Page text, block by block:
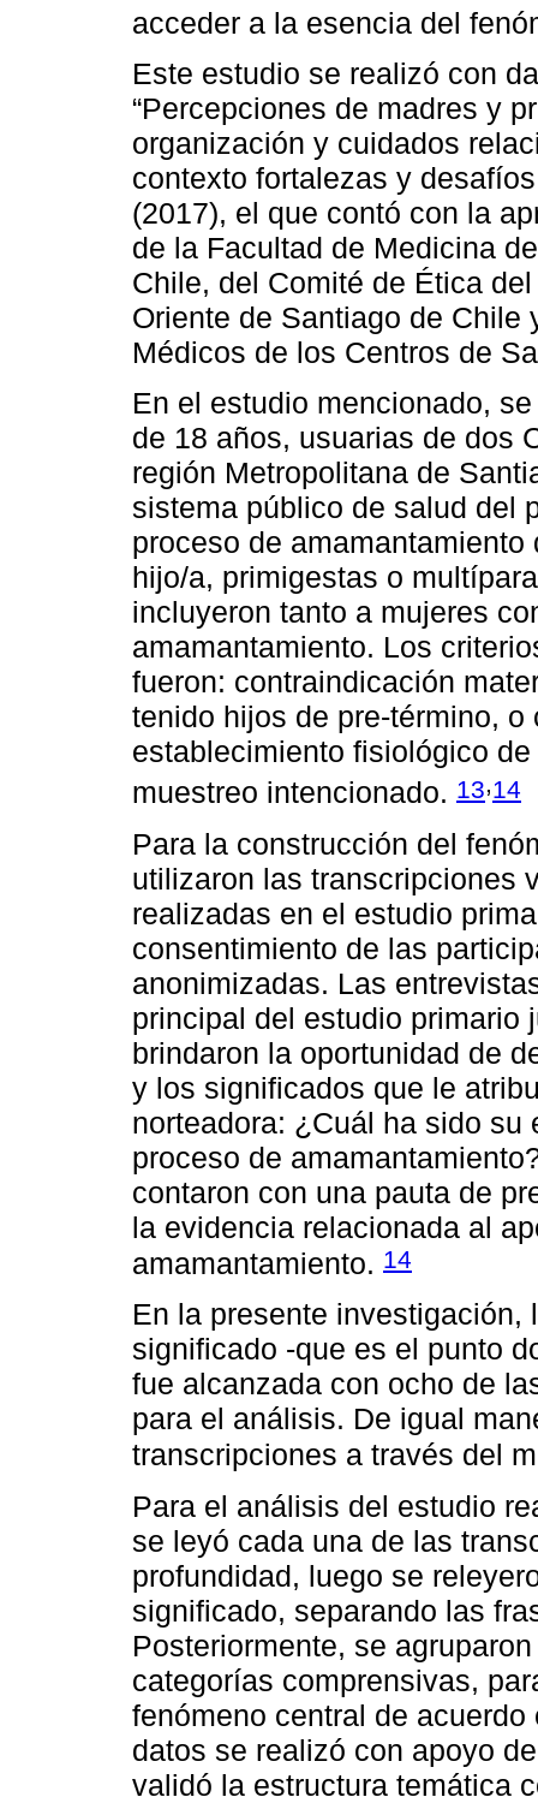
acceder a la esencia del
Este estudio se realizó con
“Percepciones de madres y
organización y cuidados
contexto fortalezas y
(2017), el que contó con la
de la Facultad de Medicina
Chile, del Comité de Ética
Oriente de Santiago de
Médicos de los Centros de
En el estudio mencionado,
de 18 años, usuarias de dos
región Metropolitana de
sistema público de salud del
proceso de
hijo/a, primigestas o
incluyeron tanto a mujeres
amamantamiento. Los
fueron: contraindicación
tenido hijos de pre-término,
establecimiento fisiológico
muestreo intencionado. 13,14
Para la construcción del
utilizaron las transcripciones
realizadas en el estudio
consentimiento de las
anonimizadas. Las
principal del estudio primario
brindaron la oportunidad de
y los significados que le
norteadora: ¿Cuál ha sido
proceso de
contaron con una pauta de
la evidencia relacionada al
amamantamiento. 14
En la presente
significado -que es el punto
fue alcanzada con ocho de
para el análisis. De igual
transcripciones a través del
Para el análisis del estudio
se leyó cada una de las
profundidad, luego se
significado, separando las
Posteriormente, se
categorías comprensivas,
fenómeno central de
datos se realizó con apoyo
validó la estructura temática